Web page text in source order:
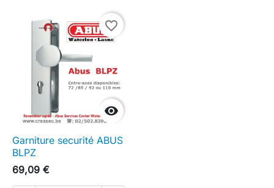

favorite_border
Garniture securité ABUS
BLPZ
69,09 €